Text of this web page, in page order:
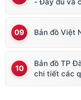
Bản đồ Việt
Bản đồ TP
chi tiết các